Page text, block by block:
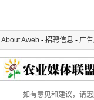
About Aweb- 招聘信息- 广
如有意见和建议，请